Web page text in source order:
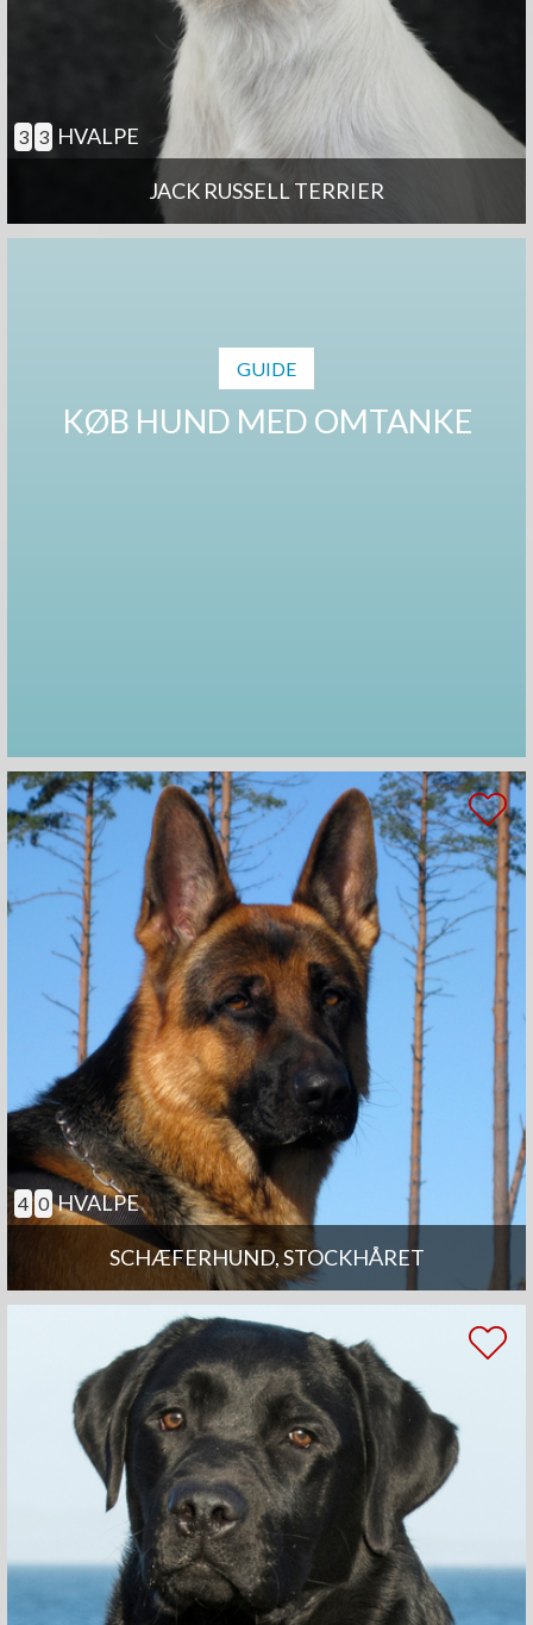
JACK RUSSELL TERRIER
3 3 HVALPE
GUIDE
KØB HUND MED OMTANKE
SCHÆFERHUND, STOCKHÅRET
4 0 HVALPE